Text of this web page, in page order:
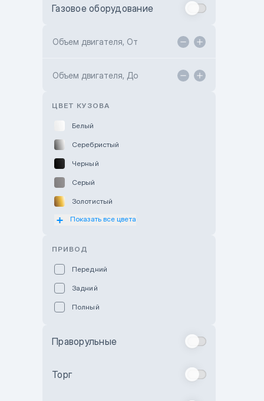
Toyota Kokshetau
Hyundai ShymCity
Газовое оборудование
Объем двигателя, От
Объем двигателя, До
ЦВЕТ КУЗОВА
Белый
Серебристый
Черный
Серый
Золотистый
Оранжевый
Показать все цвета
ПРИВОД
Передний
Задний
Полный
Праворульные
Торг